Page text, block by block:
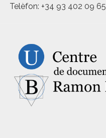
Telèfon: +34 93 402 09 65